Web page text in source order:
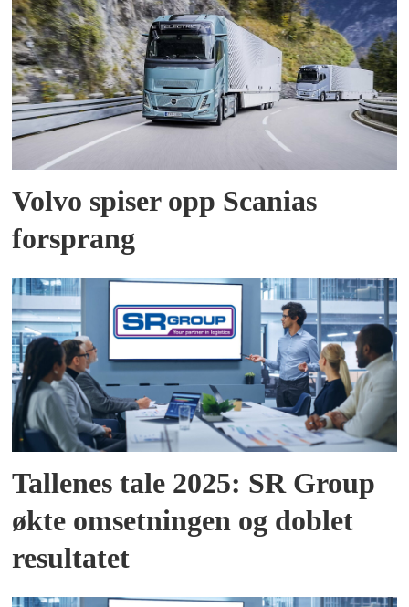
Volvo spiser opp Scanias
forsprang
Tallenes tale 2025: SR Group
økte omsetningen og doblet
resultatet